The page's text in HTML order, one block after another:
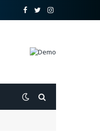
o
TwitterInstagram